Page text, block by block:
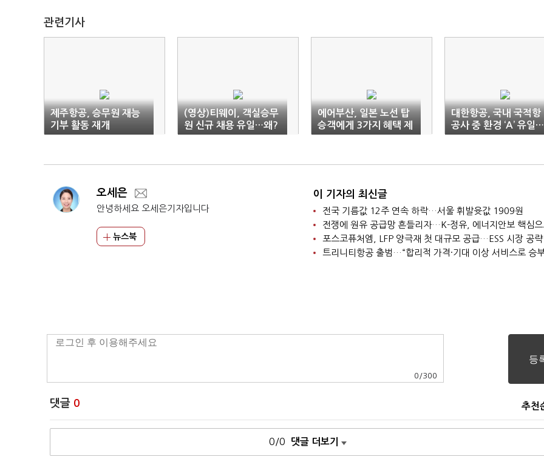
관련기사
제주항공, 승무원 재능
기부 활동 재개
(영상)티웨이, 객실승무
원 신규 채용 유일…왜?
에어부산, 일본 노선 탑
승객에게 3가지 혜택 제
공
대한항공, 국내 국적항
공사 중 환경 ‘A’ 유일…
비결은
오세은
안녕하세요 오세은기자입니다
뉴스북
이 기자의 최신글
전국 기름값 12주 연속 하락…서울 휘발윳값 1909원
포스코퓨처엠, LFP 양극재 첫 대규모 공급…ESS 시장 공략
트리니티항공 출범…“합리적 가격·기대 이상 서비스로 승
0 /300
댓글 0 추천
0/0 댓글 더보기